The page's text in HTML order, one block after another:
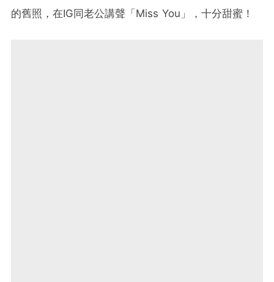
的舊照，在IG同老公講聲「Miss You」，十分甜蜜！